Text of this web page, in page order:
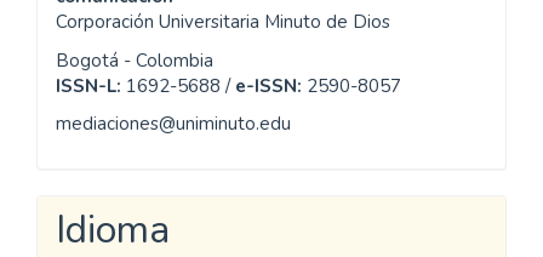
Corporación Universitaria Minuto de Dios
Bogotá - Colombia
ISSN-L: 1692-5688 / e-ISSN: 2590-8057
mediaciones@uniminuto.edu
Idioma